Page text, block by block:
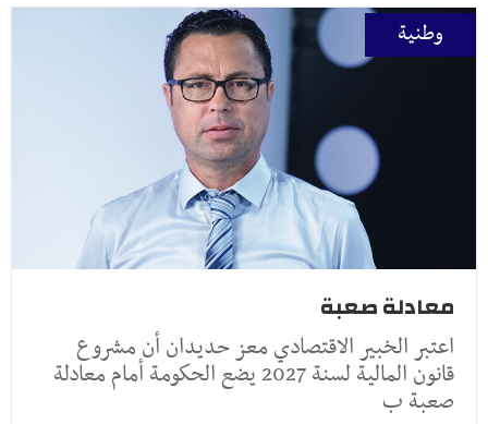
وطنية
معادلة صعبة
اعتبر الخبير الاقتصادي معز حديدان أن مشروع
قانون المالية لسنة 2027 يضع الحكومة أمام معادلة
صعبة ب